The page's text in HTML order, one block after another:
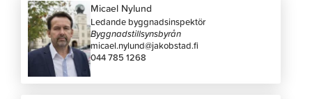
Micael Nylund
Ledande byggnadsinspektör
Byggnadstillsynsbyrån
micael.nylund@jakobstad.fi
044 785 1268